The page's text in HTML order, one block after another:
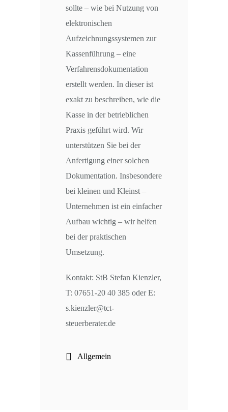
sollte – wie bei Nutzung von
elektronischen
Aufzeichnungssystemen zur
Kassenführung – eine
Verfahrensdokumentation
erstellt werden. In dieser ist
exakt zu beschreiben, wie die
Kasse in der betrieblichen
Praxis geführt wird. Wir
unterstützen Sie bei der
Anfertigung einer solchen
Dokumentation. Insbesondere
bei kleinen und Kleinst –
Unternehmen ist ein einfacher
Aufbau wichtig – wir helfen
bei der praktischen
Umsetzung.
Kontakt: StB Stefan Kienzler,
T: 07651-20 40 385 oder E:
s.kienzler@tct-
steuerberater.de
Allgemein